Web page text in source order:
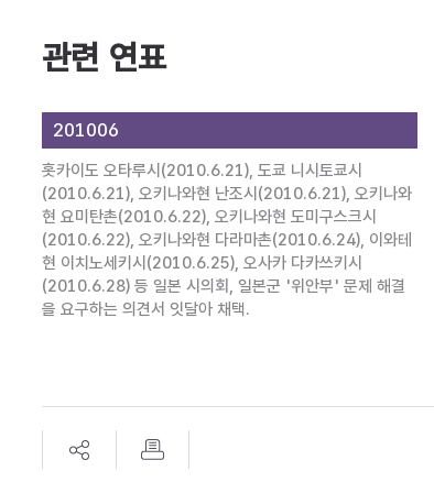
관련 연표
201006
홋카이도 오타루시(2010.6.21), 도쿄 니시토쿄시
(2010.6.21), 오키나와현 난조시(2010.6.21), 오키나와
현 요미탄촌(2010.6.22), 오키나와현 도미구스크시
(2010.6.22), 오키나와현 다라마촌(2010.6.24), 이와테
현 이치노세키시(2010.6.25), 오사카 다카쓰키시
(2010.6.28) 등 일본 시의회, 일본군 '위안부' 문제 해결
을 요구하는 의견서 잇달아 채택.